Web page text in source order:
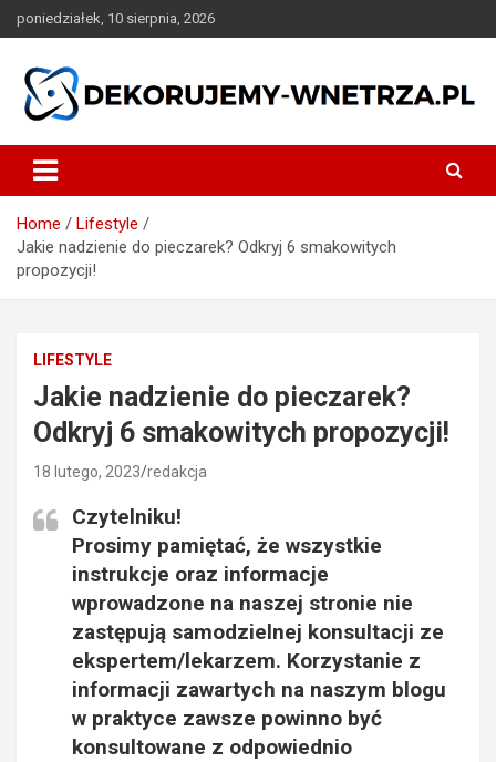
to
poniedziałek, 10 sierpnia, 2026
dekorujemy-wnetrza.pl
Home
Lifestyle
Jakie nadzienie do pieczarek? Odkryj 6 smakowitych
propozycji!
LIFESTYLE
Jakie nadzienie do pieczarek?
Odkryj 6 smakowitych propozycji!
18 lutego, 2023 redakcja
Czytelniku!
Prosimy pamiętać, że wszystkie
instrukcje oraz informacje
wprowadzone na naszej stronie nie
zastępują samodzielnej konsultacji ze
ekspertem/lekarzem. Korzystanie z
informacji zawartych na naszym blogu
w praktyce zawsze powinno być
konsultowane z odpowiednio